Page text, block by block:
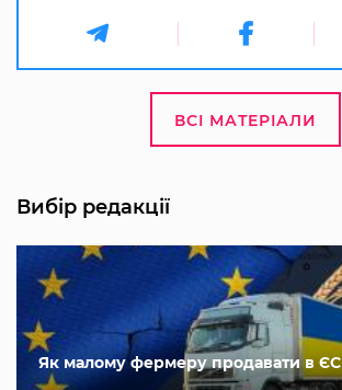
ВСІ МАТЕРІАЛИ
Вибір редакції
Як малому фермеру продавати в ЄС